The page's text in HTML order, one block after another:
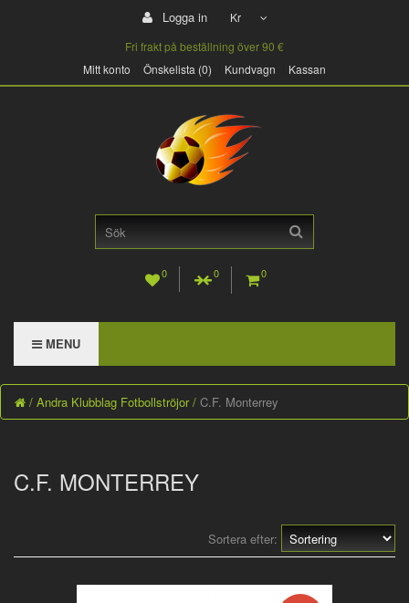
Logga in
Kr
Fri frakt på beställning över 90 €
Mitt konto
Önskelista (0) Kundvagn Kassan
0 0 0
MENU
Andra Klubblag Fotbollströjor C.F. Monterrey
C.F. MONTERREY
Sortera efter: